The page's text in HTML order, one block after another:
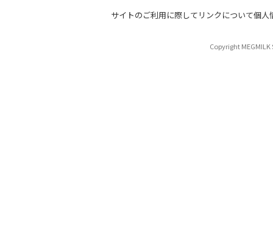
サイトのご利用に際して リンクについて個人
Copyright MEGMILK